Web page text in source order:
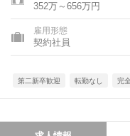
352万～656万円
雇用形態
契約社員
第二新卒歓迎 転勤なし 完